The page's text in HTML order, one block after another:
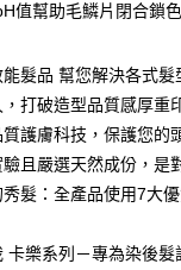
後付
先享後付」】
付是「在收到商品之後才
不需註冊會員、不需綁卡、
先確認商品／服務後，再付
享後付」結帳流程】
式選擇「AFTEE先享後付
面，進行簡訊認證並確認
，滿NT$3,000(含以
值幫助毛鱗片閉合鎖色
髮品 幫您解決各式髮
，打破造型品質感厚重
質護膚科技，保護您的
驗且嚴選天然成份，是
秀髮：全產品使用7大
卡樂系列－專為染後